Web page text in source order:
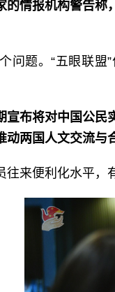
的情报机构警告
问题。“五眼联
宣布将对中国公
动两国人文交流与
往来便利化水平